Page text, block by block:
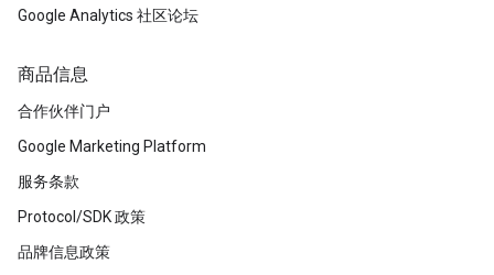
Google Analytics 社区论坛
商品信息
合作伙伴门户
Google Marketing Platform
服务条款
Protocol/SDK 政策
品牌信息政策